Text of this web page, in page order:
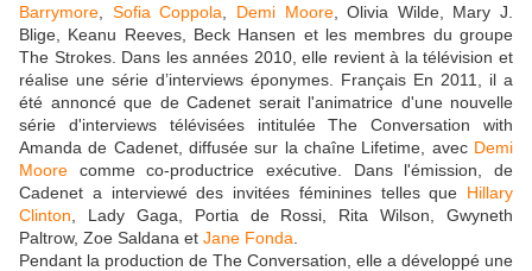
Barrymore
Sofia Coppola Demi Moore, Olivia Wilde, Mary J.
Blige, Keanu Reeves, Beck Hansen et les membres du groupe
The Strokes. Dans les années 2010, elle revient à la télévision et
réalise une série d’interviews éponymes. Français En 2011, il a
été annoncé que de Cadenet serait l'animatrice d'une nouvelle
série d'interviews télévisées intitulée The Conversation with
Amanda de Cadenet, diffusée sur la chaîne Lifetime, avec Demi
Moore comme co-productrice exécutive. Dans l'émission, de
Cadenet a interviewé des invitées féminines telles que Hillary
Clinton , Lady Gaga, Portia de Rossi, Rita Wilson, Gwyneth
Paltrow, Zoe Saldana et Jane Fonda
Pendant la production de The Conversation, elle a développé une